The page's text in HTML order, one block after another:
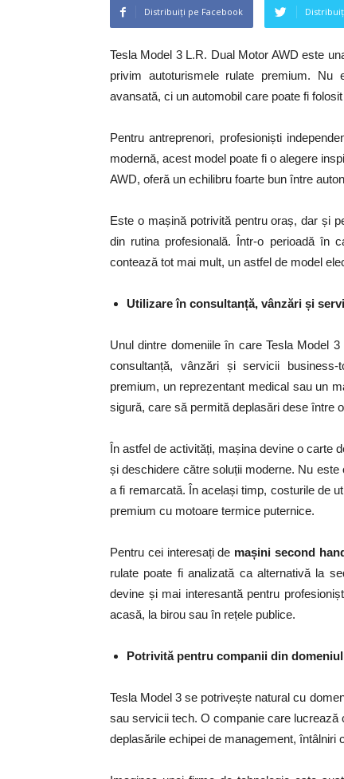
Distribuiți pe Facebook
Tesla Model 3 L.R. Dual Motor AWD este
privim autoturismele rulate premium.
avansată, ci un automobil care poate fi
Pentru antreprenori, profesioniști
modernă, acest model poate fi o alegere
AWD, oferă un echilibru foarte bun între
Este o mașină potrivită pentru oraș, dar și
din rutina profesională. Într-o perioadă în
contează tot mai mult, un astfel de model
Utilizare în consultanță, vânzări și
Unul dintre domeniile în care Tesla Model
consultanță, vânzări și servicii
premium, un reprezentant medical sau un
sigură, care să permită deplasări dese între
În astfel de activități, mașina devine o carte
și deschidere către soluții moderne. Nu
a fi remarcată. În același timp, costurile de
premium cu motoare termice puternice.
Pentru cei interesați de mașini second
rulate poate fi analizată ca alternativă la
devine și mai interesantă pentru
acasă, la birou sau în rețele publice.
Potrivită pentru companii din
Tesla Model 3 se potrivește natural cu
sau servicii tech. O companie care lucrează
deplasările echipei de management, întâlniri